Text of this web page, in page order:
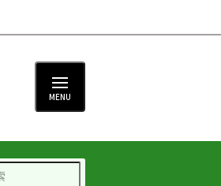
MENU